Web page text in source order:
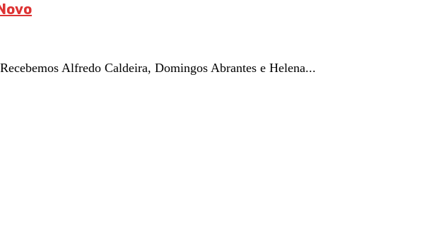
Alfredo Caldeira, Domingos Abrantes e Helena...